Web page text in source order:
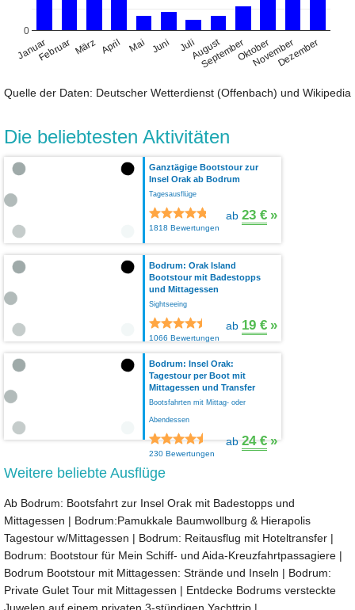
JanuarFebruar März April Mai Juni JuliAugust
SeptemberOktober
NovemberDezember
0
Quelle der Daten: Deutscher Wetterdienst (Offenbach) und Wikipedia
Die beliebtesten Aktivitäten
Ganztägige Bootstour zur
Insel Orak ab Bodrum
Tagesausflüge
1818 Bewertungen
ab 23 € »
Bodrum: Orak Island
Bootstour mit Badestopps
und Mittagessen
Sightseeing
1066 Bewertungen
ab 19 € »
Bodrum: Insel Orak:
Tagestour per Boot mit
Mittagessen und Transfer
Bootsfahrten mit Mittag- oder
Abendessen
230 Bewertungen
ab24 € »
Weitere beliebte Ausflüge
Ab Bodrum: Bootsfahrt zur Insel Orak mit Badestopps und
Mittagessen | Bodrum:Pamukkale Baumwollburg & Hierapolis
Tagestour w/Mittagessen | Bodrum: Reitausflug mit Hoteltransfer |
Bodrum: Bootstour für Mein Schiff- und Aida-Kreuzfahrtpassagiere |
Bodrum Bootstour mit Mittagessen: Strände und Inseln | Bodrum:
Private Gulet Tour mit Mittagessen | Entdecke Bodrums versteckte